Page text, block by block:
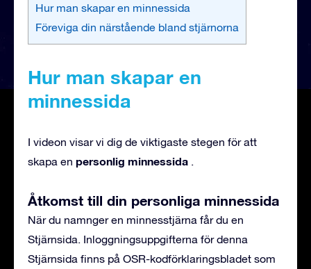
Hur man skapar en minnessida
Föreviga din närstående bland stjärnorna
Hur man skapar en
minnessida
I videon visar vi dig de viktigaste stegen för att
skapa en personlig minnessida .
Åtkomst till din personliga minnessida
När du namnger en minnesstjärna får du en
Stjärnsida. Inloggningsuppgifterna för denna
Stjärnsida finns på OSR-kodförklaringsbladet som